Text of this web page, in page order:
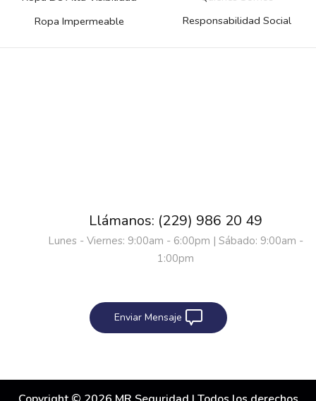
Ropa Impermeable
Responsabilidad Social
Llámanos: (229) 986 20 49
Lunes - Viernes: 9:00am - 6:00pm | Sábado: 9:00am -
1:00pm
Enviar Mensaje